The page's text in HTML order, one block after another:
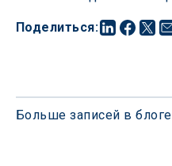
Поделиться:
Больше записей в блоге